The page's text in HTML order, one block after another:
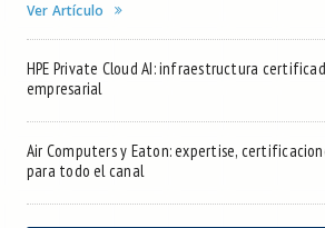
Ver Artículo
HPE Private Cloud AI: infraestructura
empresarial
Air Computers y Eaton: expertise,
para todo el canal